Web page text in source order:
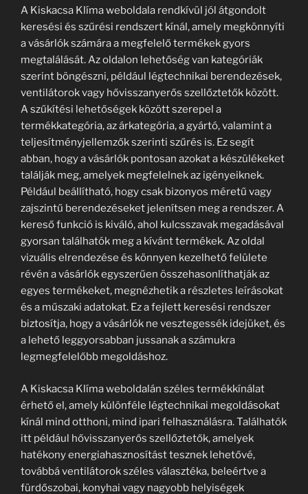
A Kiskacsa Klíma weboldala rendkívül jól átgondolt
keresési és szűrési rendszert kínál, amely megkönnyíti
a vásárlók számára a megfelelő termékek gyors
megtalálását. Az oldalon lehetőség van kategóriák
szerint böngészni, például légtechnikai berendezések,
ventilátorok vagy hővisszanyerős szellőztetők között.
A szűkítési lehetőségek között szerepel a
termékkategória, az árkategória, a gyártó, valamint a
teljesítményjellemzők szerinti szűrés is. Ez segít
abban, hogy a vásárlók pontosan azokat a készülékeket
találják meg, amelyek megfelelnek az igényeiknek.
Például beállítható, hogy csak bizonyos méretű vagy
zajszintű berendezéseket jelenítsen meg a rendszer. A
kereső funkció is kiváló, ahol kulcsszavak megadásával
gyorsan találhatók meg a kívánt termékek. Az oldal
vizuális elrendezése és könnyen kezelhető felülete
révén a vásárlók egyszerűen összehasonlíthatják az
egyes termékeket, megnézhetik a részletes leírásokat
és a műszaki adatokat. Ez a fejlett keresési rendszer
biztosítja, hogy a vásárlók ne vesztegessék idejüket, és
a lehető leggyorsabban jussanak a számukra
legmegfelelőbb megoldáshoz.
A Kiskacsa Klíma weboldalán széles termékkínálat
érhető el, amely különféle légtechnikai megoldásokat
kínál mind otthoni, mind ipari felhasználásra. Találhatók
itt például hővisszanyerős szellőztetők, amelyek
hatékony energiahasznosítást tesznek lehetővé,
továbbá ventilátorok széles választéka, beleértve a
fürdőszobai, konyhai vagy nagyobb helyiségek